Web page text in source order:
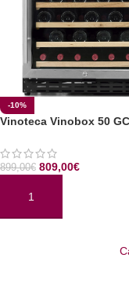
-10%
Vinoteca Vinobox 50
899,00€ 809,00€
AÑADIR AL CARRITO